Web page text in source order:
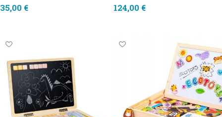
35,00 €
124,00 €